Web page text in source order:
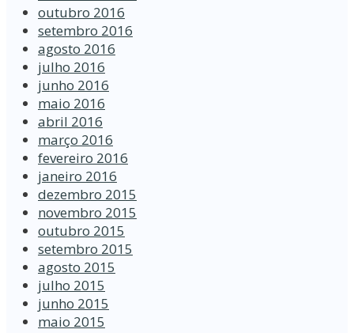
outubro 2016
setembro 2016
agosto 2016
julho 2016
junho 2016
maio 2016
abril 2016
março 2016
fevereiro 2016
janeiro 2016
dezembro 2015
novembro 2015
outubro 2015
setembro 2015
agosto 2015
julho 2015
junho 2015
maio 2015